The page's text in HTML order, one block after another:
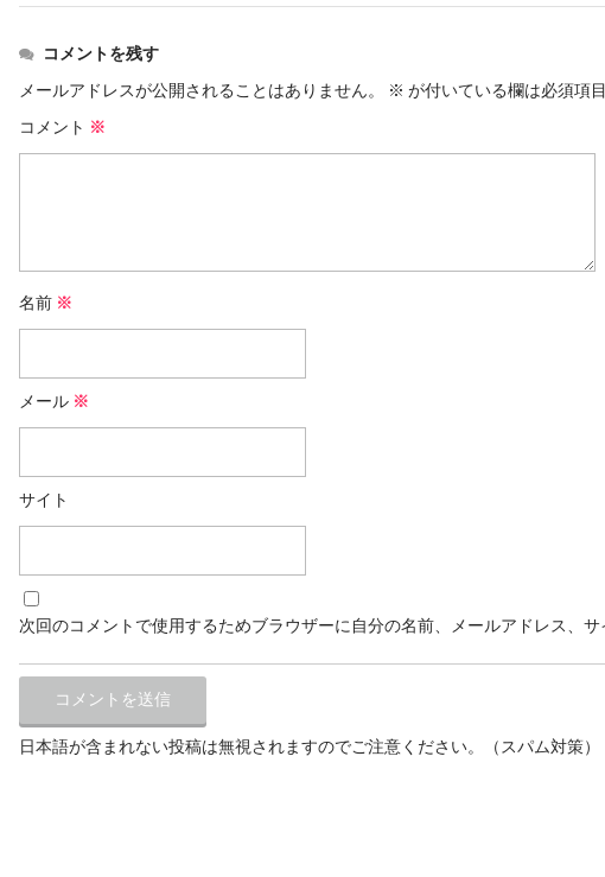
コメントを残す
メールアドレスが公開されることはありません。
※ が付いている欄は必須項
コメント ※
名前 ※
メール ※
サイト
次回のコメントで使用するためブラウザーに自分の名前、メールアドレス、
日本語が含まれない投稿は無視されますのでご注意ください。（スパム対策）